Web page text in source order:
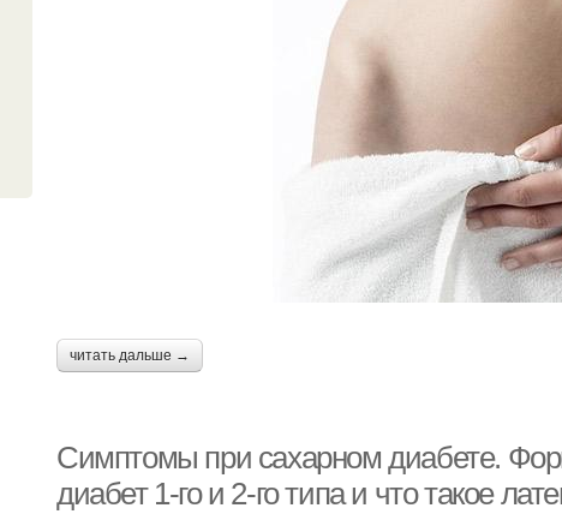
читать дальше →
Симптомы при сахарном диабете.
диабет 1-го и 2-го типа и что такое